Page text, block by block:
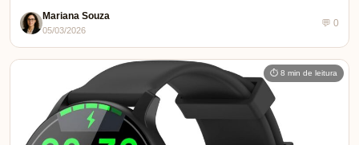
Mariana Souza
05/03/2026
💬 0
⏱ 8 min de leitura